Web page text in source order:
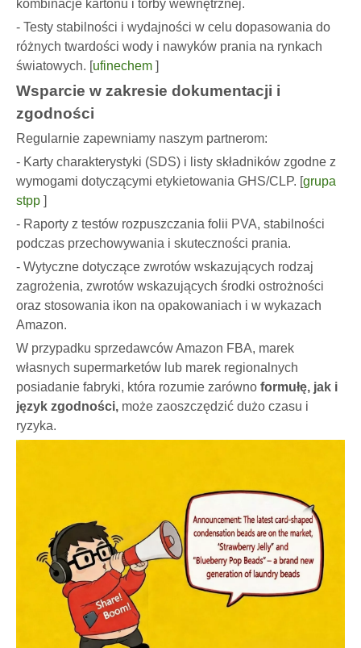
kombinacje kartonu i torby wewnętrznej.
- Testy stabilności i wydajności w celu dopasowania do
różnych twardości wody i nawyków prania na rynkach
światowych. [ufinechem ]
Wsparcie w zakresie dokumentacji i
zgodności
Regularnie zapewniamy naszym partnerom:
- Karty charakterystyki (SDS) i listy składników zgodne z
wymogami dotyczącymi etykietowania GHS/CLP. [grupa
stpp ]
- Raporty z testów rozpuszczania folii PVA, stabilności
podczas przechowywania i skuteczności prania.
- Wytyczne dotyczące zwrotów wskazujących rodzaj
zagrożenia, zwrotów wskazujących środki ostrożności
oraz stosowania ikon na opakowaniach i w wykazach
Amazon.
W przypadku sprzedawców Amazon FBA, marek
własnych supermarketów lub marek regionalnych
posiadanie fabryki, która rozumie zarówno formułę, jak i
język zgodności, może zaoszczędzić dużo czasu i
ryzyka.